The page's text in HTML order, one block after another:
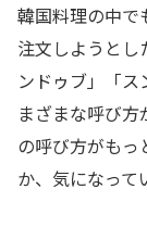
韓国料理の中で
注文しようとし
ンドゥブ」「
まざまな呼び
の呼び方がも
か、気になって